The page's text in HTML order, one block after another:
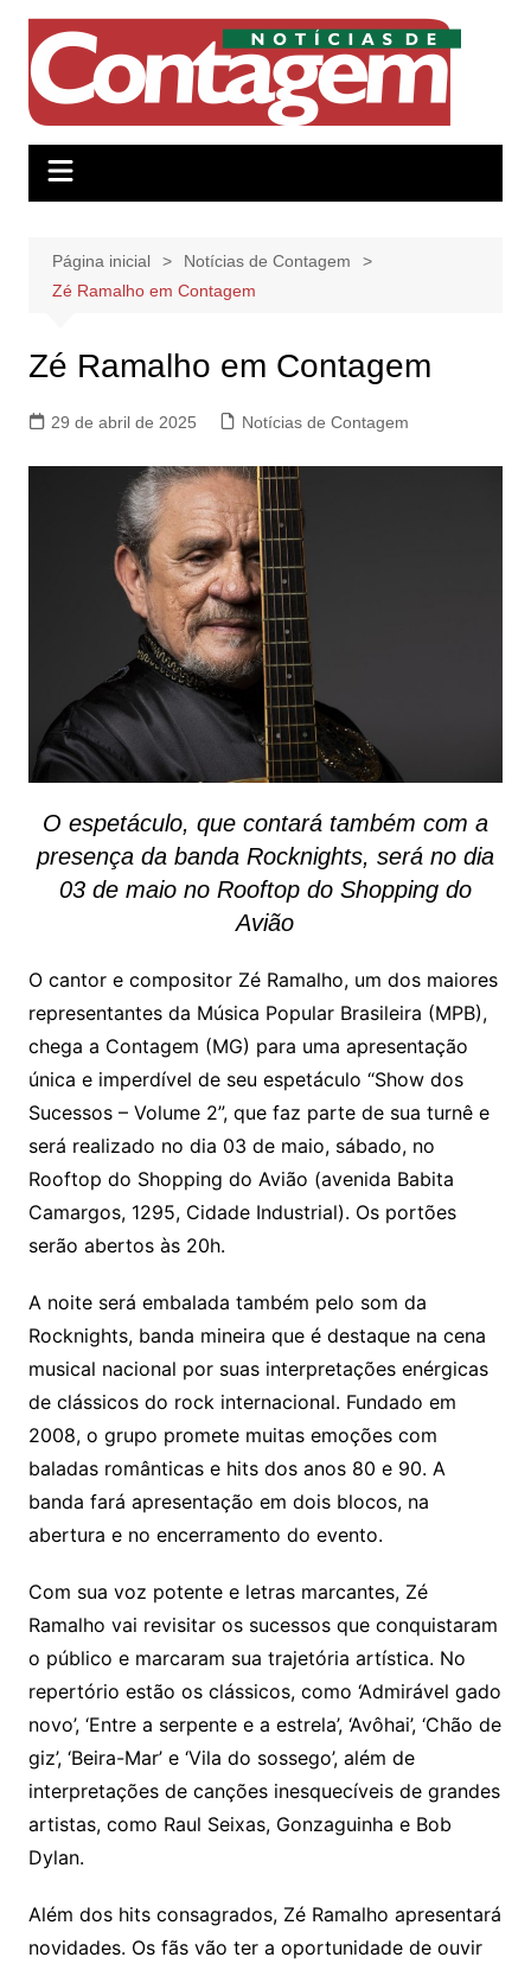
conteúdo
Página inicial
Notícias de Contagem
Zé Ramalho em Contagem
Zé Ramalho em Contagem
29 de abril de 2025 Notícias de Contagem
O espetáculo, que contará também com a
presença da banda Rocknights, será no dia
03 de maio no Rooftop do Shopping do
Avião
O cantor e compositor Zé Ramalho, um dos maiores
representantes da Música Popular Brasileira (MPB),
chega a Contagem (MG) para uma apresentação
única e imperdível de seu espetáculo “Show dos
Sucessos – Volume 2”, que faz parte de sua turnê e
será realizado no dia 03 de maio, sábado, no
Rooftop do Shopping do Avião (avenida Babita
Camargos, 1295, Cidade Industrial). Os portões
serão abertos às 20h.
A noite será embalada também pelo som da
Rocknights, banda mineira que é destaque na cena
musical nacional por suas interpretações enérgicas
de clássicos do rock internacional. Fundado em
2008, o grupo promete muitas emoções com
baladas românticas e hits dos anos 80 e 90. A
banda fará apresentação em dois blocos, na
abertura e no encerramento do evento.
Com sua voz potente e letras marcantes, Zé
Ramalho vai revisitar os sucessos que conquistaram
o público e marcaram sua trajetória artística. No
repertório estão os clássicos, como ‘Admirável gado
novo’, ‘Entre a serpente e a estrela’, ‘Avôhai’, ‘Chão de
giz’, ‘Beira-Mar’ e ‘Vila do sossego’, além de
interpretações de canções inesquecíveis de grandes
artistas, como Raul Seixas, Gonzaguinha e Bob
Dylan.
Além dos hits consagrados, Zé Ramalho apresentará
novidades. Os fãs vão ter a oportunidade de ouvir